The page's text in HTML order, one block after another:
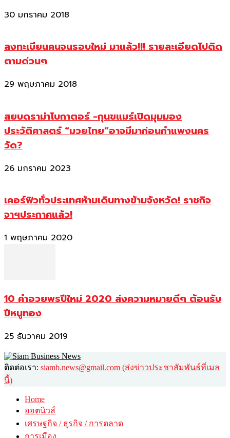
30 มกราคม 2018
ลงทะเบียนคนจนรอบใหม่ มาแล้ว!!! รายละเอียดไปติด
ตามด่วนๆ
29 พฤษภาคม 2018
สยบดราม่าโบกาตอร์ -กุนขแมร์เปิดมุมมอง
ประวัติศาสตร์ “มวยไทย”อาจมีมาก่อนกำแพงนคร
วัด?
26 มกราคม 2023
เคอร์ฟิวทั่วประเทศห้ามเดินทางข้ามจังหวัด! ราชกิจ
จาฯประกาศแล้ว!
1 พฤษภาคม 2020
10 คำอวยพรปีใหม่ 2020 ส่งความหมายดีๆ ต้อนรับ
ปีหนูทอง
25 ธันวาคม 2019
ติดต่อเรา: siamb.news@gmail.com (ส่งข่าวประชาสัมพันธ์ที่เมล
นี้)
Home
ฮอตนิวส์
เศรษฐกิจ / ธุรกิจ / การตลาด
การเมือง